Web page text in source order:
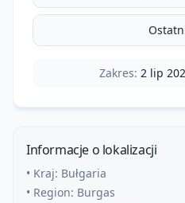
Zakres: 2 lip
Informacje o lokalizacji
• Kraj: Bułgaria
• Region: Burgas